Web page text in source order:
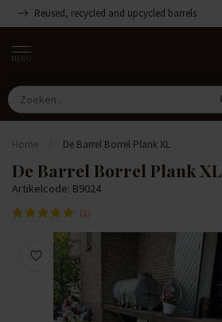
Reused, recycled and upcycled barrels
MENU
Home De Barrel Borrel Plank XL
De Barrel Borrel Plank XL
Artikelcode: B9024
(1)